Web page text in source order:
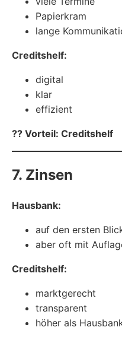
Papierkram
lange
Creditshelf:
digital
klar
effizient
?? Vorteil: Creditshelf
7. Zinsen
Hausbank:
auf den ersten
aber oft mit
Creditshelf:
marktgerecht
transparent
höher als